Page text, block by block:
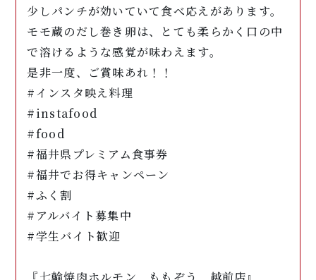
少しパンチが効いていて食べ応えがあります。
モモ蔵のだし巻き卵は、とても柔らかく口の中
で溶けるような感覚が味わえます。
是非一度、ご賞味あれ！！
#インスタ映え料理
#instafood
#food
#福井県プレミアム食事券
#福井でお得キャンペーン
#ふく割
#アルバイト募集中
#学生バイト歓迎